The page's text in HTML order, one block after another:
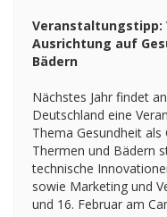
Veranstaltungstipp:
Ausrichtung auf
Bädern
Nächstes Jahr findet
Deutschland eine
Thema Gesundheit
Thermen und Bädern
technische
sowie Marketing und
und 16. Februar am